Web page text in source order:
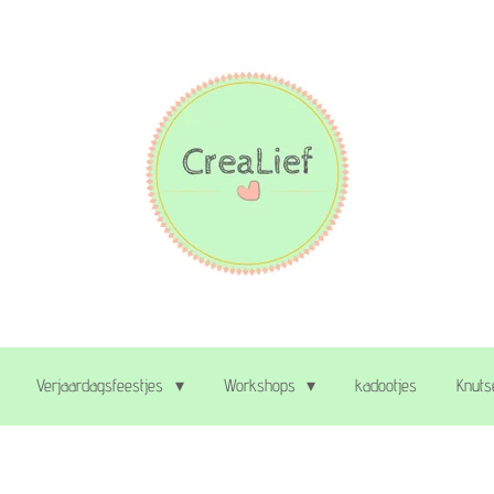
Verjaardagsfeestjes Workshops kadootjes